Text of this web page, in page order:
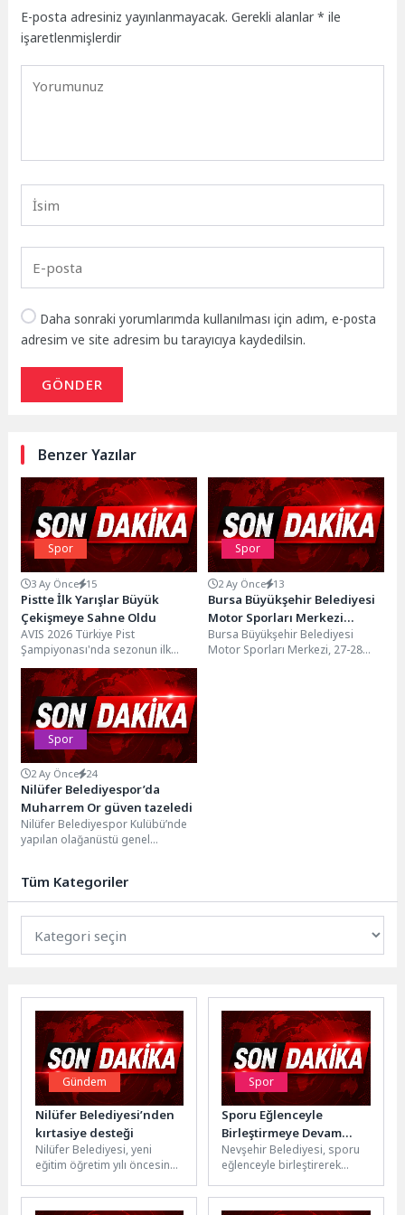
E-posta adresiniz yayınlanmayacak. Gerekli alanlar* ile
işaretlenmişlerdir
Daha sonraki yorumlarımda kullanılması için adım, e-posta
adresim ve site adresim bu tarayıcıya kaydedilsin.
GÖNDER
Benzer Yazılar
Spor
3 Ay Önce 15
Pistte İlk Yarışlar Büyük
Çekişmeye Sahne Oldu
AVIS 2026 Türkiye Pist
Şampiyonası'nda sezonun ilk
yarışları kalabalık bir izleyici kitlesi
önünde oldukça çekişmeli...
Spor
2 Ay Önce 13
Bursa Büyükşehir Belediyesi
Motor Sporları Merkezi
Açılıyor
Bursa Büyükşehir Belediyesi
Motor Sporları Merkezi, 27-28
Spor
2 Ay Önce 24
Nilüfer Belediyespor’da
Muharrem Or güven tazeledi
Nilüfer Belediyespor Kulübü’nde
yapılan olağanüstü genel
kurulundaki üye sayısı...
Tüm Kategoriler
Gündem
Nilüfer Belediyesi’nden
kırtasiye desteği
Nilüfer Belediyesi, yeni
eğitim öğretim yılı öncesinde
çocuklarına kırtasiye desteği
sağlıyor. Sosyal
Spor
Sporu Eğlenceyle
Birleştirmeye Devam
Ediyoruz
Nevşehir Belediyesi, sporu
eğlenceyle birleştirerek
desteklemeye devam ediyor.
Kayaşehir Spor Salonu